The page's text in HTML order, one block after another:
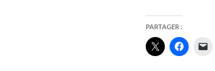
PARTAGER :